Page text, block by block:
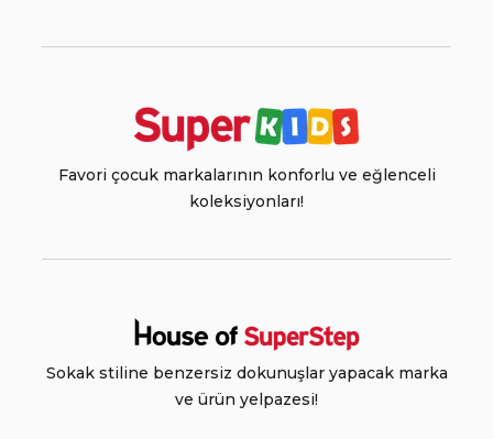
Favori çocuk markalarının konforlu ve eğlenceli
koleksiyonları!
Sokak stiline benzersiz dokunuşlar yapacak marka
ve ürün yelpazesi!